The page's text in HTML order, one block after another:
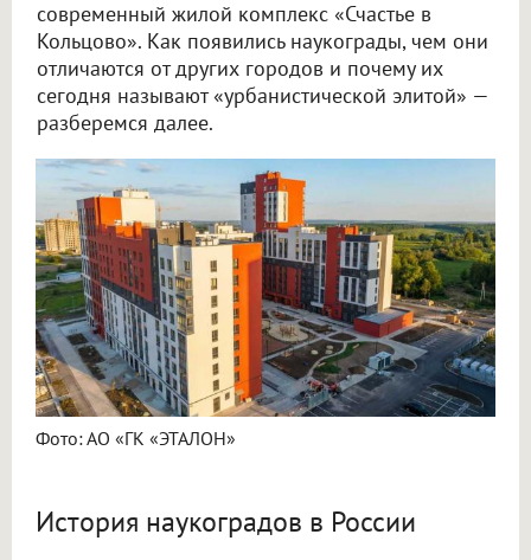
современный жилой комплекс «Счастье в
Кольцово». Как появились наукограды, чем они
отличаются от других городов и почему их
сегодня называют «урбанистической элитой» —
разберемся далее.
Фото: АО «ГК «ЭТАЛОН»
История наукоградов в России